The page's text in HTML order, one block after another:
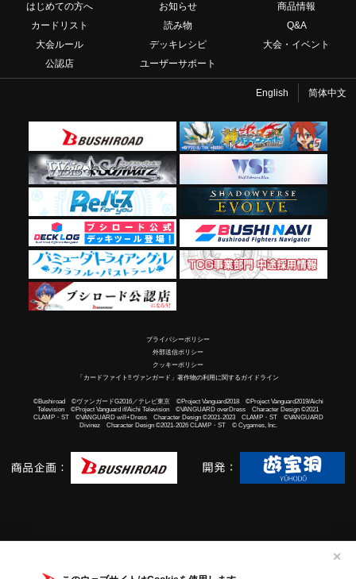
✕
はじめての方へ お知らせ
商品情報
カードリスト
読み物
Q&A
大会ルール
デッキレシピ
大会・イベント
公認店
ユーザーサポート
English 简体中文
プライバシーポリシー
外部送信ポリシー
クッキーポリシー
「カードファイト!! ヴァンガード」著作物の利用に関するガイドライン
©Bushiroad ©ヴァンガードG2016／テレビ東京 ©Project Vanguard2018 ©Project Vanguard2019/Aichi
Television ©Project Vanguard if/Aichi Television ©VANGUARD overDress Character Design ©2021
CLAMP・ST ©VANGUARD will+Dress Character Design ©2021-2023 CLAMP・ST ©VANGUARD
Divinez Character Design ©2021-2026 CLAMP・ST © Cygames, Inc.